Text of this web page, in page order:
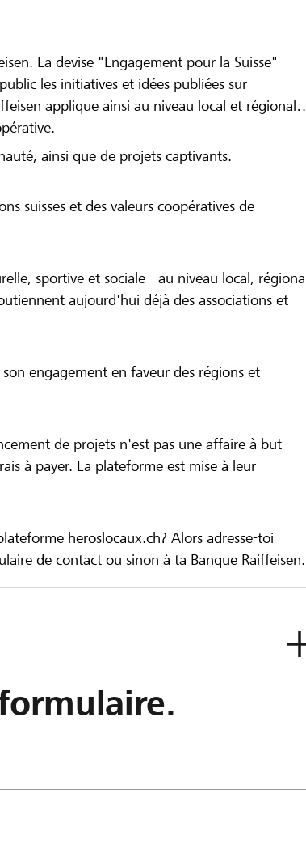
La devise "Engagement pour la Suisse"
les initiatives et idées publiées sur
applique ainsi au niveau local et régional
ainsi que de projets captivants.
suisses et des valeurs coopératives de
sportive et sociale - au niveau local, régional
aujourd'hui déjà des associations et
engagement en faveur des régions et
de projets n'est pas une affaire à but
à payer. La plateforme est mise à leur
heroslocaux.ch? Alors adresse-toi
de contact ou sinon à ta Banque Raiffeisen.